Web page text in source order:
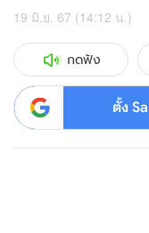
19 มิ.ย. 67 (14:12 น.)
กดฟัง
ตั้ง